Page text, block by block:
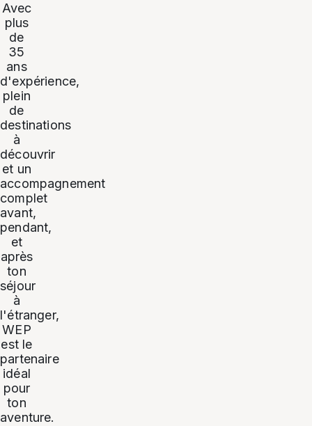
Avec
plus
de
35
ans
d'expérience,
plein
de
destinations
à
découvrir
et un
accompagnement
complet
avant,
pendant,
et
après
ton
séjour
à
l'étranger,
WEP
est le
partenaire
idéal
pour
ton
aventure.